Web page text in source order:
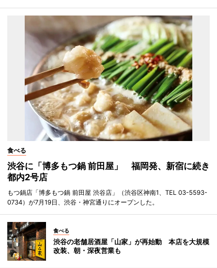
食べる
渋谷に「博多もつ鍋 前田屋」 福岡発、新宿に続き
都内2号店
もつ鍋店「博多もつ鍋 前田屋 渋谷店」（渋谷区神南1、TEL 03-5593-
0734）が7月19日、渋谷・神宮通りにオープンした。
食べる
渋谷の老舗居酒屋「山家」が再始動 本店を大規模
改装、朝・深夜営業も